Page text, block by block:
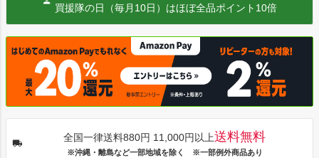
買援隊の日（毎月10日）はほぼ全品ポイント10倍
全国一律送料880円 11,000円以上送料無料
※沖縄・離島など一部地域を除く ※一部例外商品あり